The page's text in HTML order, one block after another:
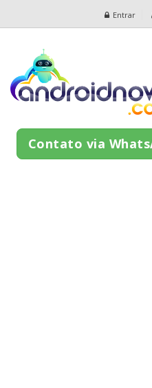
Entrar
Contato via